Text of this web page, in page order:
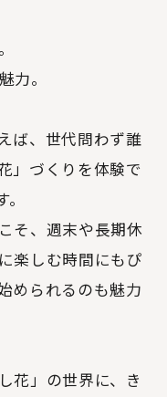
力。
ば、世代問わず誰
」づくりを体験で
そ、週末や長期休
楽しむ時間にもぴ
められるのも魅力
花」の世界に、き